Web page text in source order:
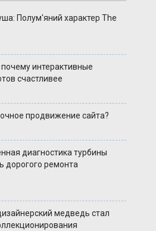
Полум'яний характер The
интерактивные
счастливее
продвижение сайта?
диагностика турбины
дорогого ремонта
медведь стал